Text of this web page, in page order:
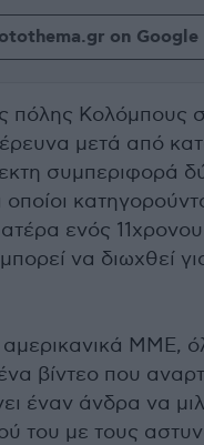
on Google
πόλης Κολόμπους
έρευνα μετά από
συμπεριφορά
ενός 11χρονου
να διωχθεί
ΜΜΕ,
βίντεο που
έναν άνδρα να
του με τους